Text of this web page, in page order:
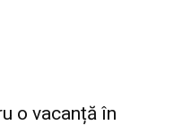
o vacanță în